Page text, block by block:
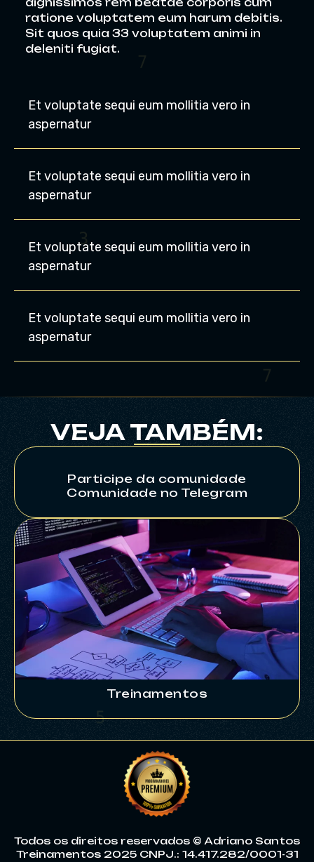
ratione voluptatem eum harum debitis.
Sit quos quia 33 voluptatem animi in
deleniti fugiat.
Et voluptate sequi eum mollitia vero in
aspernatur
Et voluptate sequi eum mollitia vero in
aspernatur
Et voluptate sequi eum mollitia vero in
aspernatur
Et voluptate sequi eum mollitia vero in
aspernatur
VEJA TAMBÉM:
Participe da comunidade
Comunidade no Telegram
Treinamentos
2
4
Todos os direitos reservados © Adriano Santos
Treinamentos 2025 CNPJ.: 14.417.282/0001-31